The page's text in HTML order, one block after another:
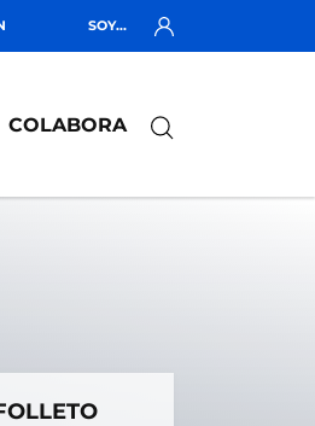
SOY...
COLABORA